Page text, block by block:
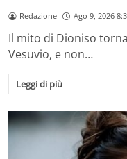
Redazione Ago 9, 2026
Il mito di Dioniso
Vesuvio, e non…
Leggi di più